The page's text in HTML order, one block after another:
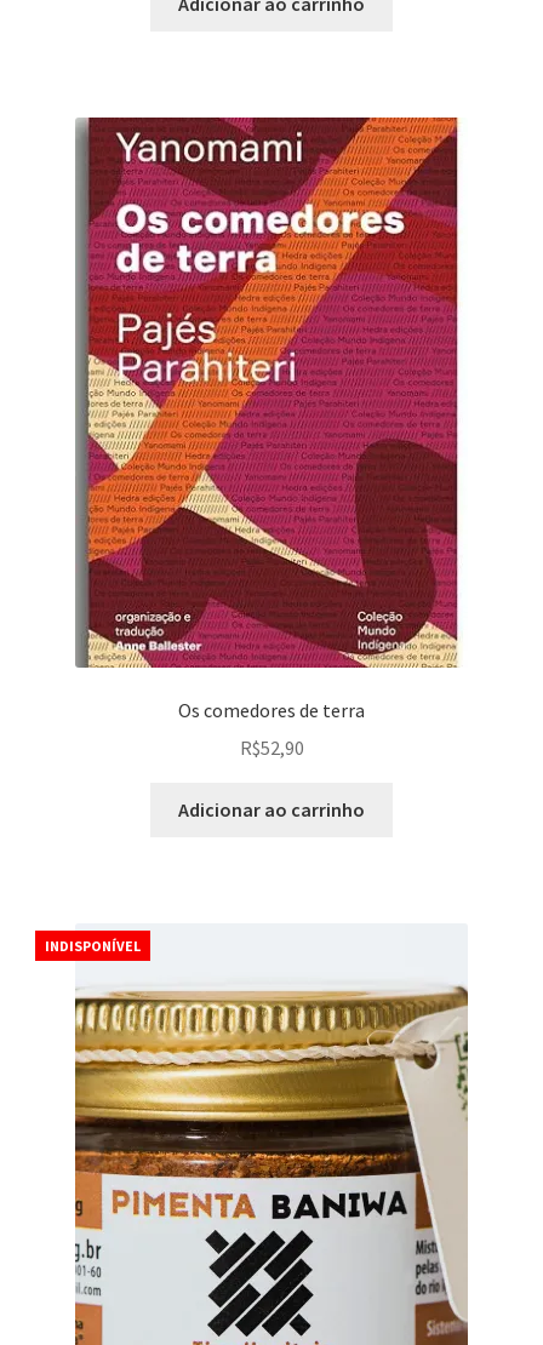
Os comedores de terra
R$52,90
Adicionar ao carrinho
INDISPONÍVEL